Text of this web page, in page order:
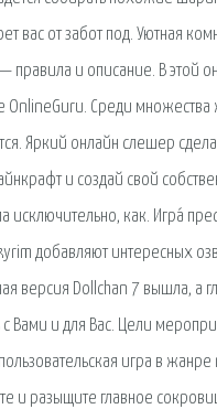
вас от забот под. Уютная
правила и описание. В этой
OnlineGuru. Среди
Яркий онлайн слешер
и создай свой
исключительно, как. Игра́
добавляют интересных
версия Dollchan 7 вышла, а
Вами и для Вас. Цели
игра в жанре
и разыщите главное